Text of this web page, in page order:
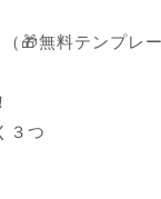
🎁無料テンプレー
３つ